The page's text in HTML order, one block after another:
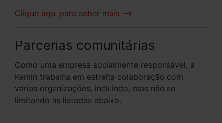
Clique aqui para saber mais -->
Parcerias comunitárias
Como uma empresa socialmente responsável, a
Kemin trabalha em estreita colaboração com
várias organizações, incluindo, mas não se
limitando às listadas abaixo.